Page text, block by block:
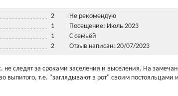
2
1
1
2
Не рекомендую
Посещение: Июль 2023
С семьёй
Отзыв написан: 20/07/2023
следят за сроками заселения и выселения. На
выпитого, т.е. "заглядывают в рот" своим постояльцами